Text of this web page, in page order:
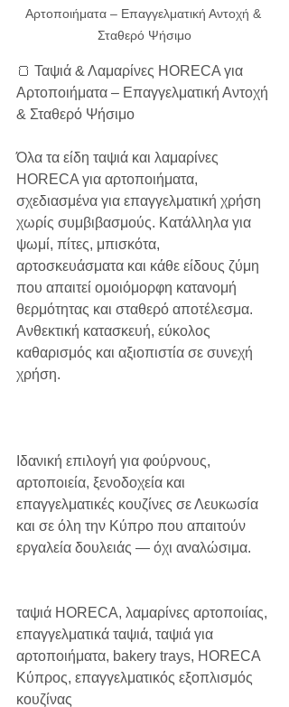
Αρτοποιήματα – Επαγγελματική Αντοχή &
Σταθερό Ψήσιμο
🍞 Ταψιά & Λαμαρίνες HORECA για
Αρτοποιήματα – Επαγγελματική Αντοχή
& Σταθερό Ψήσιμο
Όλα τα είδη ταψιά και λαμαρίνες
HORECA για αρτοποιήματα,
σχεδιασμένα για επαγγελματική χρήση
χωρίς συμβιβασμούς. Κατάλληλα για
ψωμί, πίτες, μπισκότα,
αρτοσκευάσματα και κάθε είδους ζύμη
που απαιτεί ομοιόμορφη κατανομή
θερμότητας και σταθερό αποτέλεσμα.
Ανθεκτική κατασκευή, εύκολος
καθαρισμός και αξιοπιστία σε συνεχή
χρήση.
Ιδανική επιλογή για φούρνους,
αρτοποιεία, ξενοδοχεία και
επαγγελματικές κουζίνες σε Λευκωσία
και σε όλη την Κύπρο που απαιτούν
εργαλεία δουλειάς — όχι αναλώσιμα.
ταψιά HORECA, λαμαρίνες αρτοποιίας,
επαγγελματικά ταψιά, ταψιά για
αρτοποιήματα, bakery trays, HORECA
Κύπρος, επαγγελματικός εξοπλισμός
κουζίνας